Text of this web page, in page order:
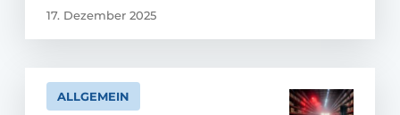
17. Dezember 2025
ALLGEMEIN